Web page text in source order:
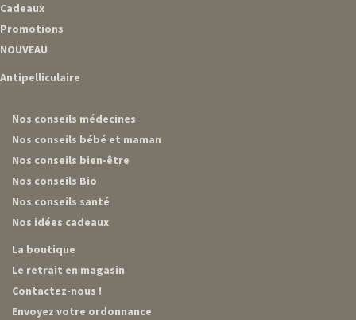
Cadeaux
Promotions
NOUVEAU
Antipelliculaire
Nos conseils médecines
Nos conseils bébé et maman
Nos conseils bien-être
Nos conseils Bio
Nos conseils santé
Nos idées cadeaux
La boutique
Le retrait en magasin
Contactez-nous !
Envoyez votre ordonnance